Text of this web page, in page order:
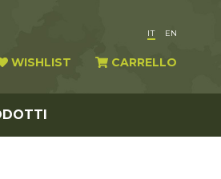
IT EN
WISHLIST CARRELLO